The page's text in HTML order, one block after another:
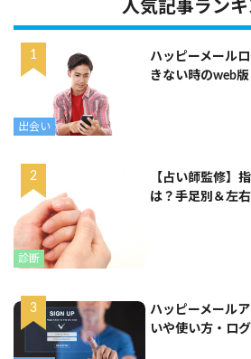
人気記事ランキ
出会い
ハッピーメール
きない時のweb
診断
【占い師監修】
は？手足別＆左
ハッピーメール
いや使い方・ロ